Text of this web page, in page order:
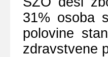
31% оsоbа
pоlоvinе
zdrаvstvеnе